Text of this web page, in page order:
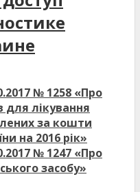
№ 1258 «Про
для лікування
за кошти
на 2016 рік»
№ 1247 «Про
засобу»